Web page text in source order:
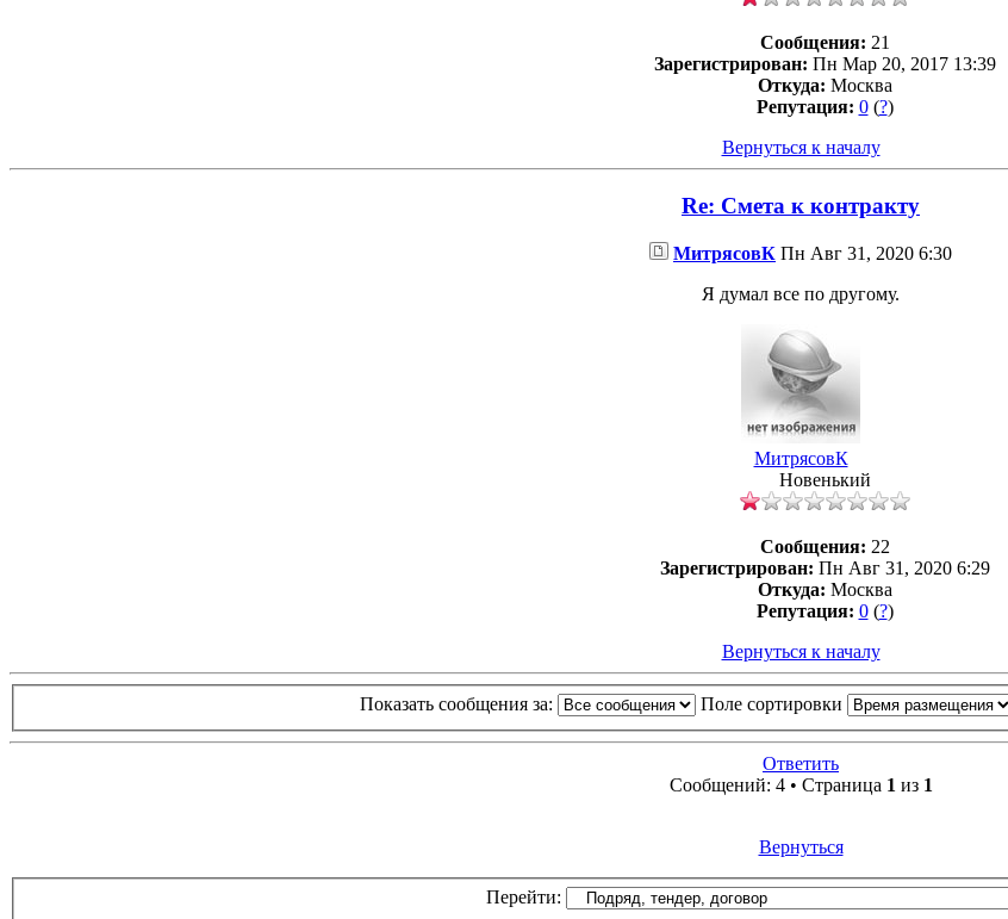
Сообщения: 21
Зарегистрирован: Пн Мар 20, 2017 13:39
Откуда: Москва
Репутация: 0(?)
Вернуться к началу
Re: Смета к контракту
МитрясовК Пн Авг 31, 2020 6:30
Я думал все по другому.
МитрясовК
Новенький
Сообщения: 22
Зарегистрирован: Пн Авг 31, 2020 6:29
Откуда: Москва
Репутация: 0(?)
Вернуться к началу
Показать сообщения за: Поле сортировки
Ответить
Сообщений: 4 • Страница 1 из 1
Вернуться
Перейти: